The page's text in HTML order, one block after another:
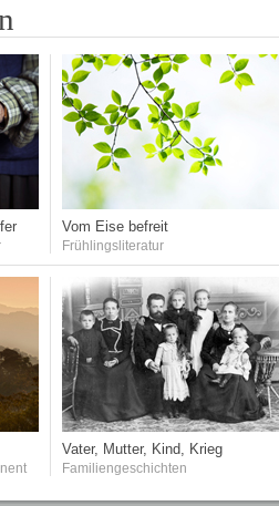
Vom Eise befreit
Frühlingsliteratur
Vater, Mutter, Kind, Krieg
Familiengeschichten